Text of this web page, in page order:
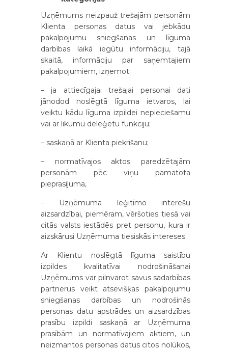
Uzņēmums neizpauž trešajām personām
Klienta personas datus vai jebkādu
pakalpojumu sniegšanas un līguma
darbības laikā iegūtu informāciju, tajā
skaitā, informāciju par saņemtajiem
pakalpojumiem, izņemot:
– ja attiecīgajai trešajai personai dati
jānodod noslēgtā līguma ietvaros, lai
veiktu kādu līguma izpildei nepieciešamu
vai ar likumu deleģētu funkciju;
– saskaņā ar Klienta piekrišanu;
– normatīvajos aktos paredzētajām
personām pēc viņu pamatota
pieprasījuma,
– Uzņēmuma leģitīmo interešu
aizsardzībai, piemēram, vēršoties tiesā vai
citās valsts iestādēs pret personu, kura ir
aizskārusi Uzņēmuma tiesiskās intereses.
Ar Klientu noslēgtā līguma saistību
izpildes kvalitatīvai nodrošināšanai
Uzņēmums var pilnvarot savus sadarbības
partnerus veikt atsevišķas pakalpojumu
sniegšanas darbības un nodrošinās
personas datu apstrādes un aizsardzības
prasību izpildi saskaņā ar Uzņēmuma
prasībām un normatīvajiem aktiem, un
neizmantos personas datus citos nolūkos,